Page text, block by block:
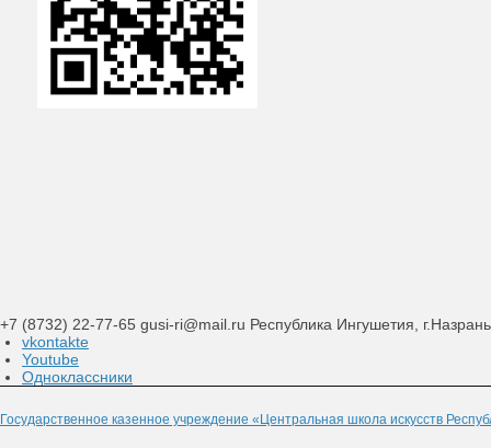
+7 (8732) 22-77-65 gusi-ri@mail.ru Республика Ингушетия,
vkontakte
Youtube
Одноклассники
Государственное казенное учреждение «Центральная школа искусств